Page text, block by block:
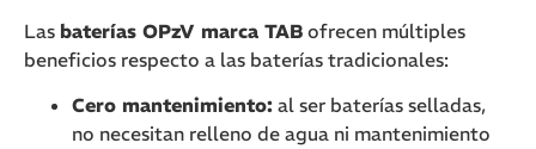
Las baterías OPzV marca TAB ofrecen múltiples
beneficios respecto a las baterías tradicionales:
Cero mantenimiento: al ser baterías selladas,
no necesitan relleno de agua ni mantenimiento